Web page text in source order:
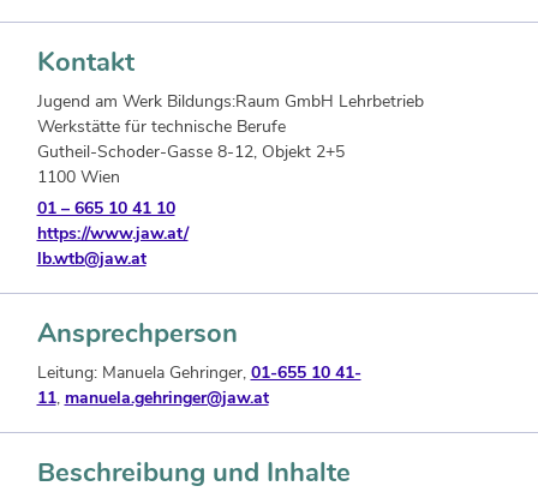
Kontakt
Jugend am Werk Bildungs:Raum GmbH Lehrbetrieb
Werkstätte für technische Berufe
Gutheil-Schoder-Gasse 8-12, Objekt 2+5
1100 Wien
01 – 665 10 41 10
https://www.jaw.at/
lb.wtb@jaw.at
Ansprechperson
Leitung: Manuela Gehringer, 01-655 10 41-
11, manuela.gehringer@jaw.at
Beschreibung und Inhalte